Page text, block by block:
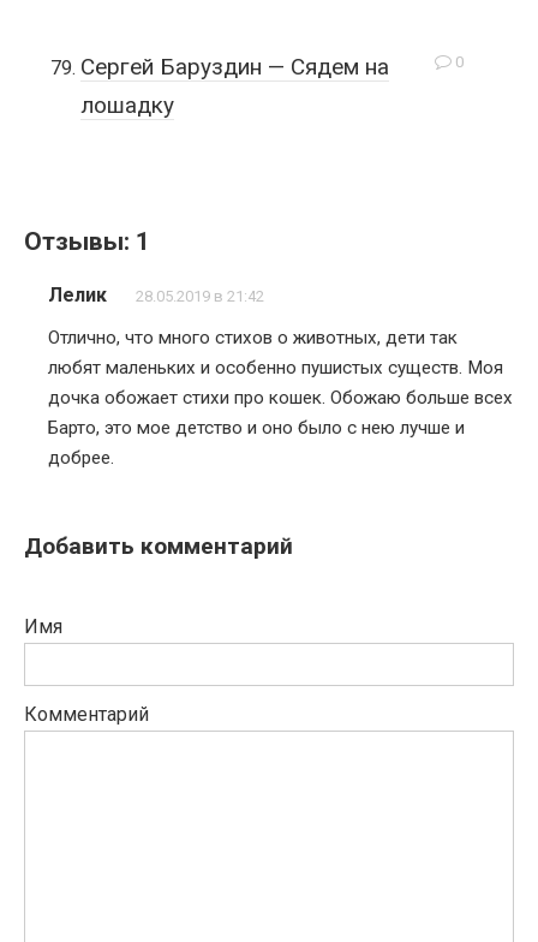
0
Сергей Баруздин — Сядем на
лошадку
Отзывы: 1
Лелик 28.05.2019 в 21:42
Отлично, что много стихов о животных, дети так
любят маленьких и особенно пушистых существ. Моя
дочка обожает стихи про кошек. Обожаю больше всех
Барто, это мое детство и оно было с нею лучше и
добрее.
Добавить комментарий
Имя
Комментарий